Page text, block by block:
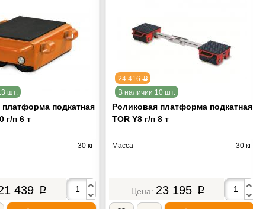
шт.
подкатная
г/п 6 т
30 кг
439 p
24 416p
В наличии 10 шт.
Роликовая платформа подкатная
TOR Y8 г/п 8 т
Масса 30 кг
23 195 p